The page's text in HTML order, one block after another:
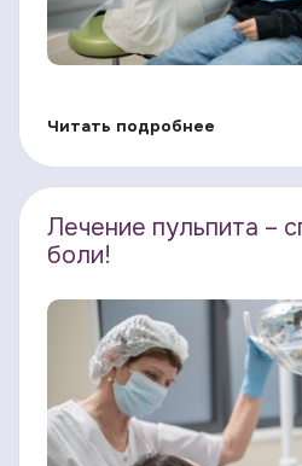
Читать подробнее
Лечение пульпита –
боли!